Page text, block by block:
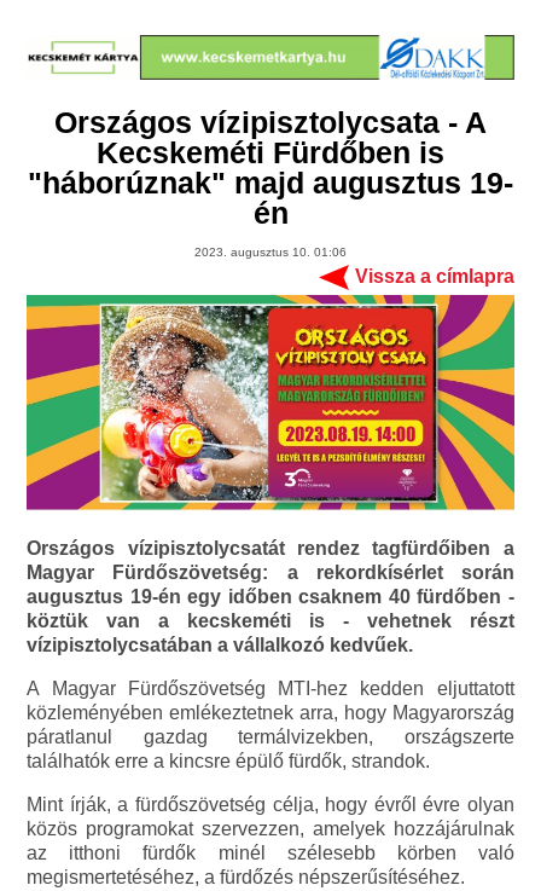
Országos vízipisztolycsata - A
Kecskeméti Fürdőben is
"háborúznak" majd augusztus 19-
én
2023. augusztus 10. 01:06
Vissza a címlapra
Országos vízipisztolycsatát rendez tagfürdőiben a
Magyar Fürdőszövetség: a rekordkísérlet során
augusztus 19-én egy időben csaknem 40 fürdőben -
köztük van a kecskeméti is - vehetnek részt
vízipisztolycsatában a vállalkozó kedvűek.
A Magyar Fürdőszövetség MTI-hez kedden eljuttatott
közleményében emlékeztetnek arra, hogy Magyarország
páratlanul gazdag termálvizekben, országszerte
találhatók erre a kincsre épülő fürdők, strandok.
Mint írják, a fürdőszövetség célja, hogy évről évre olyan
közös programokat szervezzen, amelyek hozzájárulnak
az itthoni fürdők minél szélesebb körben való
megismertetéséhez, a fürdőzés népszerűsítéséhez.